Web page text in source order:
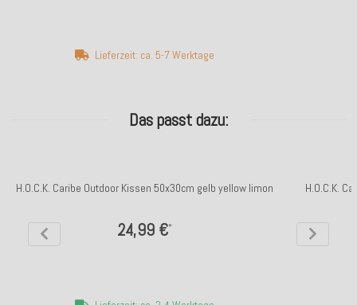
Lieferzeit: ca. 5-7 Werktage
Das passt dazu:
H.O.C.K. Caribe Outdoor Kissen 50x30cm gelb yellow limon
24,99 €*
H.O.C.K.